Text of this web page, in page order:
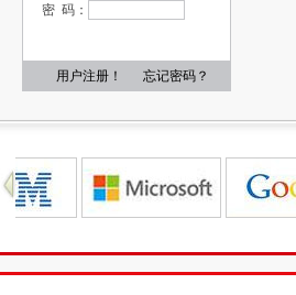
密 码：
用户注册！ 忘记密码？